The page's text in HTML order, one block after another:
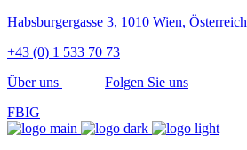
Habsburgergasse 3, 1010 Wien, Österreich
+43 (0) 1 533 70 73
Über uns
Folgen Sie uns
FBIG